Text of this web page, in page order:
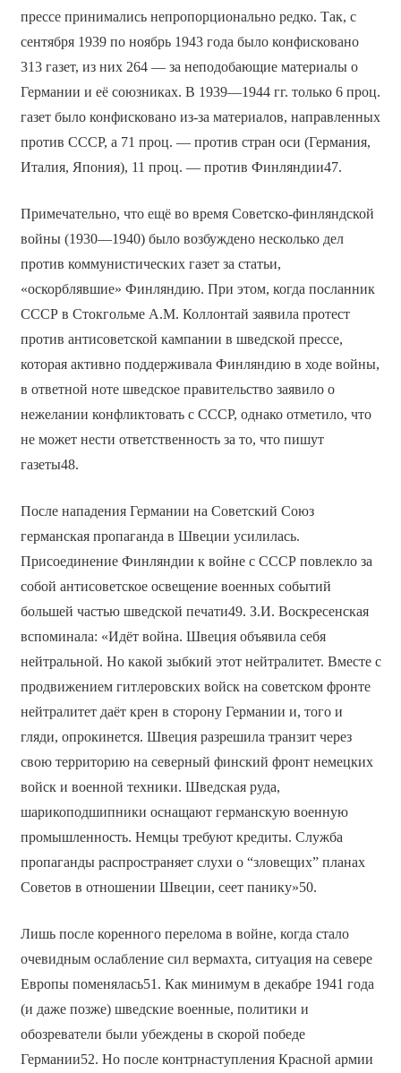
прессе принимались непропорционально редко. Так, с
сентября 1939 по ноябрь 1943 года было конфисковано
313 газет, из них 264 — за неподобающие материалы о
Германии и её союзниках. В 1939—1944 гг. только 6 проц.
газет было конфисковано из-за материалов, направленных
против СССР, а 71 проц. — против стран оси (Германия,
Италия, Япония), 11 проц. — против Финляндии47.
Примечательно, что ещё во время Советско-финляндской
войны (1930—1940) было возбуждено несколько дел
против коммунистических газет за статьи,
«оскорблявшие» Финляндию. При этом, когда посланник
СССР в Стокгольме А.М. Коллонтай заявила протест
против антисоветской кампании в шведской прессе,
которая активно поддерживала Финляндию в ходе войны,
в ответной ноте шведское правительство заявило о
нежелании конфликтовать с СССР, однако отметило, что
не может нести ответственность за то, что пишут
газеты48.
После нападения Германии на Советский Союз
германская пропаганда в Швеции усилилась.
Присоединение Финляндии к войне с СССР повлекло за
собой антисоветское освещение военных событий
большей частью шведской печати49. З.И. Воскресенская
вспоминала: «Идёт война. Швеция объявила себя
нейтральной. Но какой зыбкий этот нейтралитет. Вместе с
продвижением гитлеровских войск на советском фронте
нейтралитет даёт крен в сторону Германии и, того и
гляди, опрокинется. Швеция разрешила транзит через
свою территорию на северный финский фронт немецких
войск и военной техники. Шведская руда,
шарикоподшипники оснащают германскую военную
промышленность. Немцы требуют кредиты. Служба
пропаганды распространяет слухи о “зловещих” планах
Советов в отношении Швеции, сеет панику»50.
Лишь после коренного перелома в войне, когда стало
очевидным ослабление сил вермахта, ситуация на севере
Европы поменялась51. Как минимум в декабре 1941 года
(и даже позже) шведские военные, политики и
обозреватели были убеждены в скорой победе
Германии52. Но после контрнаступления Красной армии